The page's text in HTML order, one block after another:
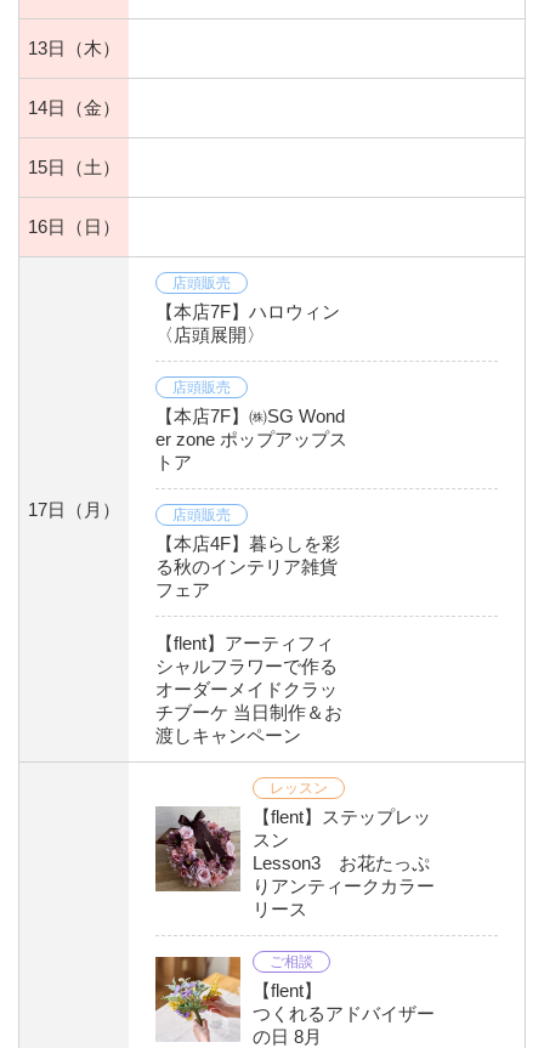
13日 （木）
14日 （金）
15日 （土）
16日 （日）
17日 （月）
店頭販売
【本店7F】ハロウィン
〈店頭展開〉
店頭販売
【本店7F】㈱SG Wond
er zone ポップアップス
トア
店頭販売
【本店4F】暮らしを彩
る秋のインテリア雑貨
フェア
【flent】アーティフィ
シャルフラワーで作る
オーダーメイドクラッ
チブーケ 当日制作＆お
渡しキャンペーン
レッスン
【flent】ステップレッ
スン
Lesson3 お花たっぷ
りアンティークカラー
リース
ご相談
【flent】
つくれるアドバイザー
の日 8月